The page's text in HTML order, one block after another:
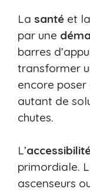
La santé et la
par une
barres
transformer
encore
autant de
chutes.
L’
primordiale.
ascenseurs